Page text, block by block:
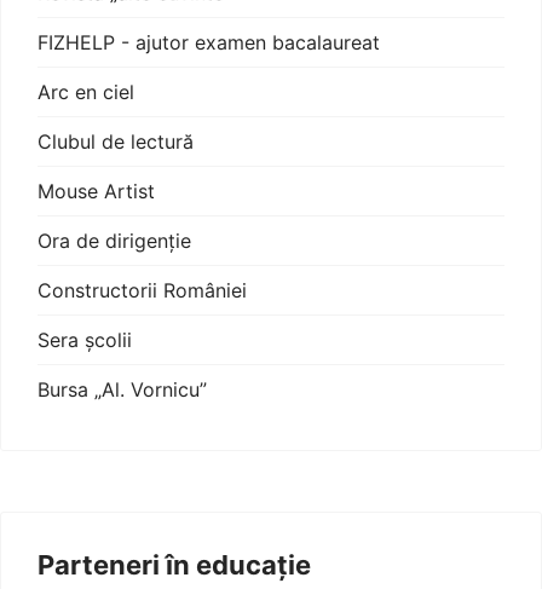
FIZHELP - ajutor examen bacalaureat
Arc en ciel
Clubul de lectură
Mouse Artist
Ora de dirigenție
Constructorii României
Sera școlii
Bursa „Al. Vornicu”
Parteneri în educație